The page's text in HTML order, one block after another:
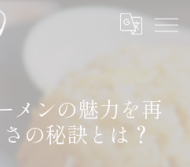
メンの魅力を再
の秘訣とは？